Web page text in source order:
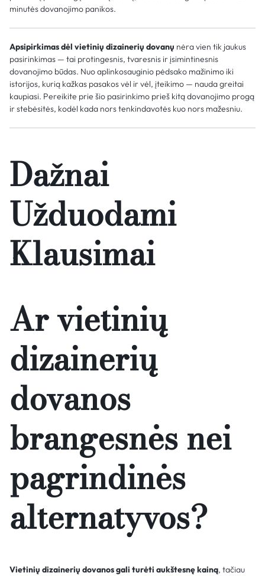
minutės dovanojimo panikos.
Apsipirkimas dėl vietinių dizainerių dovanų nėra vien tik jaukus
pasirinkimas — tai protingesnis, tvaresnis ir įsimintinesnis
dovanojimo būdas. Nuo aplinkosauginio pėdsako mažinimo iki
istorijos, kurią kažkas pasakos vėl ir vėl, įteikimo — nauda greitai
kaupiasi. Pereikite prie šio pasirinkimo prieš kitą dovanojimo progą
ir stebėsitės, kodėl kada nors tenkindavotės kuo nors mažesniu.
Dažnai
Užduodami
Klausimai
Ar vietinių
dizainerių
dovanos
brangesnės nei
pagrindinės
alternatyvos?
Vietinių dizainerių dovanos gali turėti aukštesnę kainą, tačiau